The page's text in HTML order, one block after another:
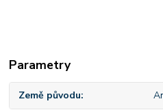
Parametry
Země původu